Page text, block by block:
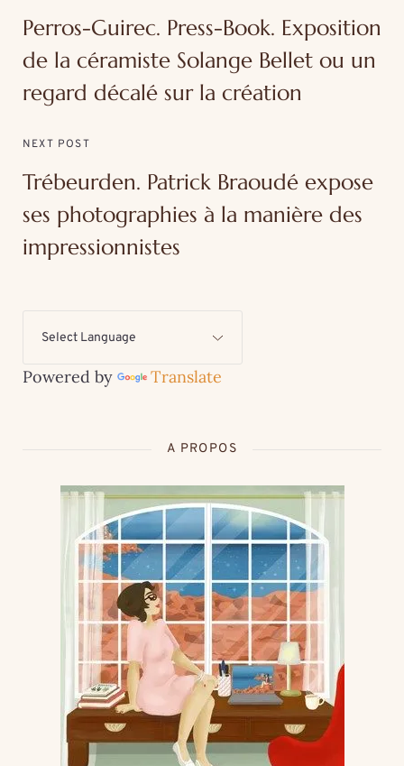
Perros-Guirec. Press-Book. Exposition
de la céramiste Solange Bellet ou un
regard décalé sur la création
NEXT POST
Trébeurden. Patrick Braoudé expose
ses photographies à la manière des
impressionnistes
Powered by Translate
A PROPOS